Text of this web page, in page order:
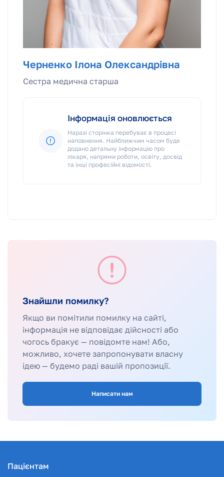
Черненко Ілона Олександрівна
Сестра медична старша
Інформація оновлюється
Наразі сторінка перебуває в процесі
наповнення. Найближчим часом буде
додано детальну інформацію про
лікаря, напрями роботи, освіту, досвід
та інші професійні відомості.
Знайшли помилку?
Якщо ви помітили помилку на сайті,
інформація не відповідає дійсності або
чогось бракує — повідомте нам! Або,
можливо, хочете запропонувати власну
ідею — будемо раді вашій пропозиції.
Написати нам
Пацієнтам